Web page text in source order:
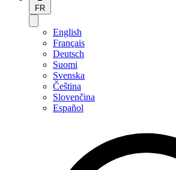
FR
English
Français
Deutsch
Suomi
Svenska
Čeština
Slovenčina
Español